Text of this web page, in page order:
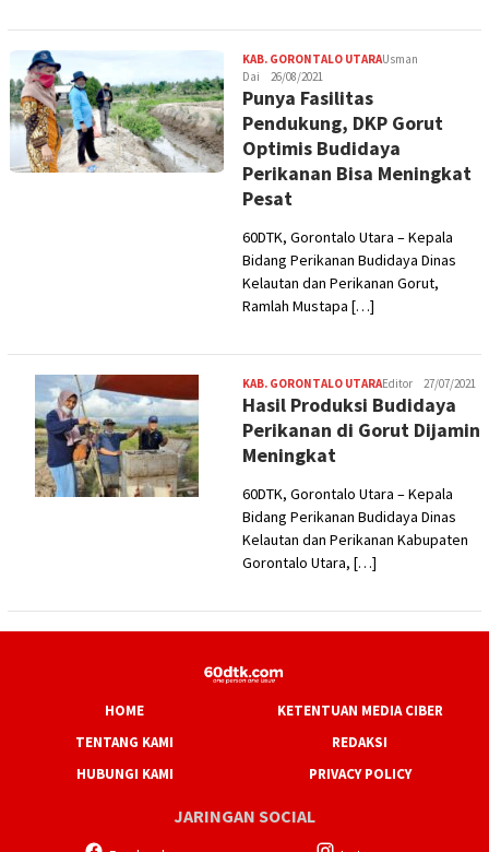
KAB. GORONTALO UTARAUsman
Dai
26/08/2021
Punya Fasilitas
Pendukung, DKP Gorut
Optimis Budidaya
Perikanan Bisa Meningkat
Pesat
60DTK, Gorontalo Utara – Kepala
Bidang Perikanan Budidaya Dinas
Kelautan dan Perikanan Gorut,
Ramlah Mustapa […]
KAB. GORONTALO UTARAEditor 27/07/2021
Hasil Produksi Budidaya
Perikanan di Gorut Dijamin
Meningkat
60DTK, Gorontalo Utara – Kepala
Bidang Perikanan Budidaya Dinas
Kelautan dan Perikanan Kabupaten
Gorontalo Utara, […]
HOME
KETENTUAN MEDIA CIBER
TENTANG KAMI
REDAKSI
HUBUNGI KAMI
PRIVACY POLICY
JARINGAN SOCIAL